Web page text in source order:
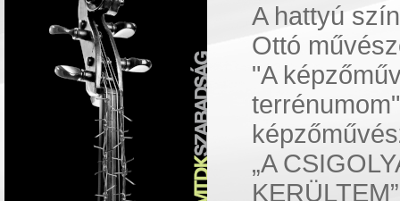
A hattyú
Ottó
"A
„A
KERÜLTEM”